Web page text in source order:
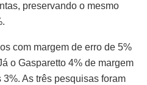
preservando o mesmo
com margem de erro de 5%
o Gasparetto 4% de margem
As três pesquisas foram